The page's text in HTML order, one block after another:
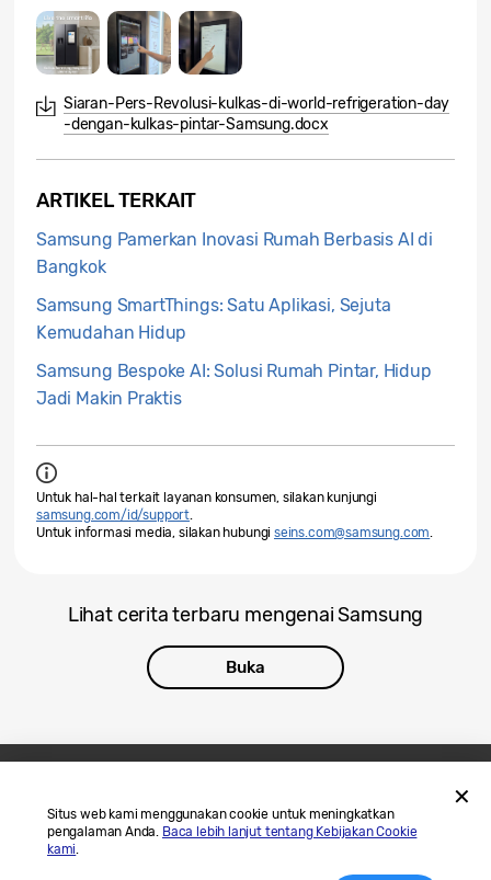
Situs web kami menggunakan cookie untuk meningkatkan
pengalaman Anda. Baca lebih lanjut tentang Kebijakan Cookie
kami.
Siaran-Pers-Revolusi-kulkas-di-world-refrigeration-day
-dengan-kulkas-pintar-Samsung.docx
ARTIKEL TERKAIT
Samsung Pamerkan Inovasi Rumah Berbasis AI di
Bangkok
Samsung SmartThings: Satu Aplikasi, Sejuta
Kemudahan Hidup
Samsung Bespoke AI: Solusi Rumah Pintar, Hidup
Jadi Makin Praktis
Untuk hal-hal terkait layanan konsumen, silakan kunjungi
samsung.com/id/support.
Untuk informasi media, silakan hubungi seins.com@samsung.com.
Lihat cerita terbaru mengenai Samsung
Buka
Hubungi Kami
SAMSUNG.COM
Legal
Privasi